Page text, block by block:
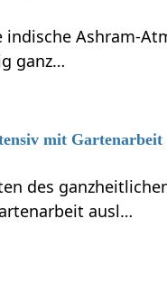
Ashram-
ganz…
mit Gartenarbeit
des
ausl…